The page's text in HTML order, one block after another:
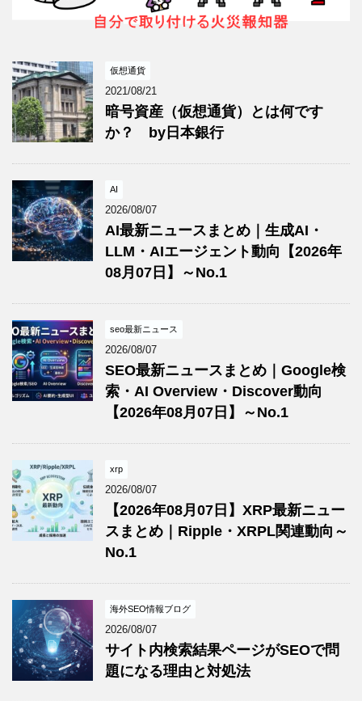
仮想通貨
2021/08/21
暗号資産（仮想通貨）とは何です
か？ by日本銀行
AI
2026/08/07
AI最新ニュースまとめ｜生成AI・
LLM・AIエージェント動向【2026年
08月07日】～No.1
seo最新ニュース
2026/08/07
SEO最新ニュースまとめ｜Google検
索・AI Overview・Discover動向
【2026年08月07日】～No.1
xrp
2026/08/07
【2026年08月07日】XRP最新ニュー
スまとめ｜Ripple・XRPL関連動向～
No.1
海外SEO情報ブログ
2026/08/07
サイト内検索結果ページがSEOで問
題になる理由と対処法